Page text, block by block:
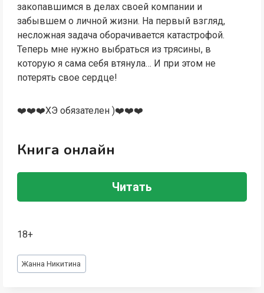
закопавшимся в делах своей компании и
забывшем о личной жизни. На первый взгляд,
несложная задача оборачивается катастрофой.
Теперь мне нужно выбраться из трясины, в
которую я сама себя втянула… И при этом не
потерять свое сердце!
❤️❤️❤️ХЭ обязателен )❤️❤️❤️
Книга онлайн
Читать
18+
Метки
записи:
Жанна Никитина